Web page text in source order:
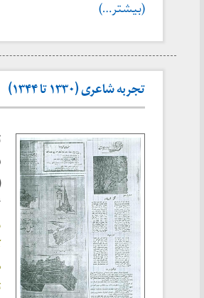
(بیشتر…)
تجربه شاعری (۱۳۳۰ تا ۱۳۴۴)